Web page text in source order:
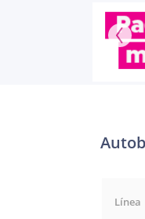
Línea